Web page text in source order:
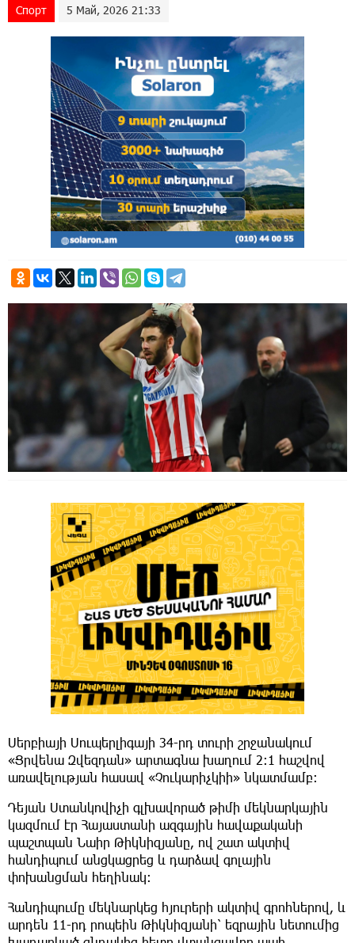
Спорт 5 Май, 2026 21:33
Սերբիայի Սուպերլիգայի 34-րդ տուրի շրջանակում
«Ցրվենա Զվեզդան» արտագնա խաղում 2:1 հաշվով
առավելության հասավ «Չուկարիչկիի» նկատմամբ:
Դեյան Ստանկովիչի գլխավորած թիմի մեկնարկային
կազմում էր Հայաստանի ազգային հավաքականի
պաշտպան Նաիր Թիկնիզյանը, ով շատ ակտիվ
հանդիպում անցկացրեց և դարձավ գոլային
փոխանցման հեղինակ։
Հանդիպումը մեկնարկեց հյուրերի ակտիվ գրոհներով, և
արդեն 11-րդ րոպեին Թիկնիզյանի՝ եզրային նետումից